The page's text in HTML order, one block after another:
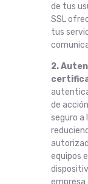
de tus
SSL
tus
2.
de
seguro a
equipos
empresa